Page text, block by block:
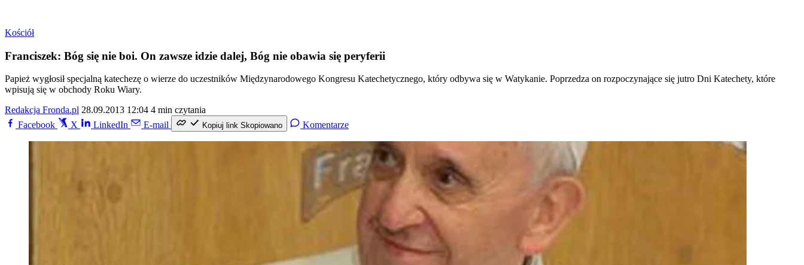
Kościół
Franciszek: Bóg się nie boi. On zawsze idzie dalej, Bóg nie obawia się peryferii
Papież wygłosił specjalną katechezę o wierze do uczestników Międzynarodowego Kongresu Katechetycznego, który odbywa się w Watykanie. Poprzedza on rozpoczynające się jutro Dni Katechety, które
wpisują się w obchody Roku Wiary.
Redakcja Fronda.pl 28.09.2013 12:04 4 min czytania
Facebook
X LinkedIn E-mail Kopiuj link Skopiowano Komentarze